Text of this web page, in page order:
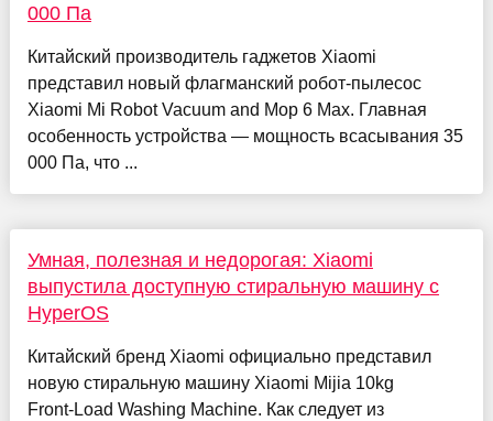
000 Па
Китайский производитель гаджетов Xiaomi
представил новый флагманский робот-пылесос
Xiaomi Mi Robot Vacuum and Mop 6 Max. Главная
особенность устройства — мощность всасывания 35
000 Па, что ...
Умная, полезная и недорогая: Xiaomi
выпустила доступную стиральную машину с
HyperOS
Китайский бренд Xiaomi официально представил
новую стиральную машину Xiaomi Mijia 10kg
Front‑Load Washing Machine. Как следует из